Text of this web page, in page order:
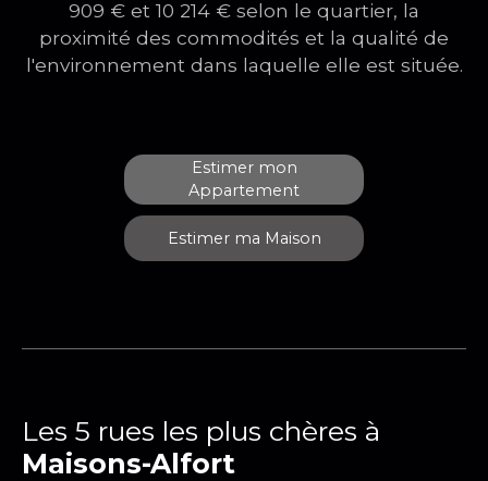
909 € et 10 214 € selon le quartier, la
proximité des commodités et la qualité de
l'environnement dans laquelle elle est située.
Estimer mon
Appartement
Estimer ma Maison
Les 5 rues les plus chères à
Maisons-Alfort